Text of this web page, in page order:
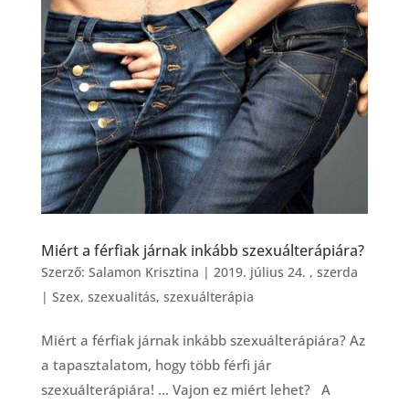
Miért a férfiak járnak inkább szexuálterápiára?
Szerző: Salamon Krisztina | 2019. július 24. , szerda
| Szex, szexualitás, szexuálterápia
Miért a férfiak járnak inkább szexuálterápiára? Az
a tapasztalatom, hogy több férfi jár
szexuálterápiára! … Vajon ez miért lehet? A